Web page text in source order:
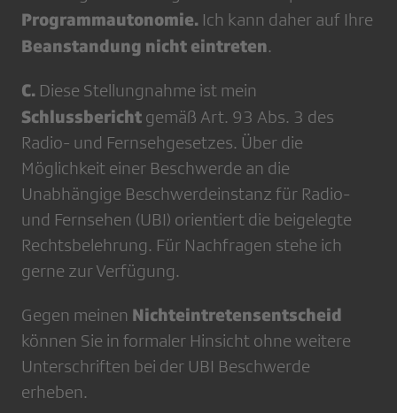
Programmautonomie. Ich kann daher auf Ihre
Beanstandung nicht eintreten.
C. Diese Stellungnahme ist mein
Schlussbericht gemäß Art. 93 Abs. 3 des
Radio- und Fernsehgesetzes. Über die
Möglichkeit einer Beschwerde an die
Unabhängige Beschwerdeinstanz für Radio-
und Fernsehen (UBI) orientiert die beigelegte
Rechtsbelehrung. Für Nachfragen stehe ich
gerne zur Verfügung.
Gegen meinen Nichteintretensentscheid
können Sie in formaler Hinsicht ohne weitere
Unterschriften bei der UBI Beschwerde
erheben.